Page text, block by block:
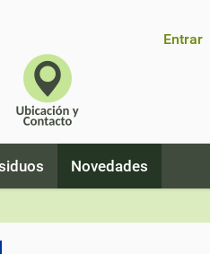
Entrar
Novedades